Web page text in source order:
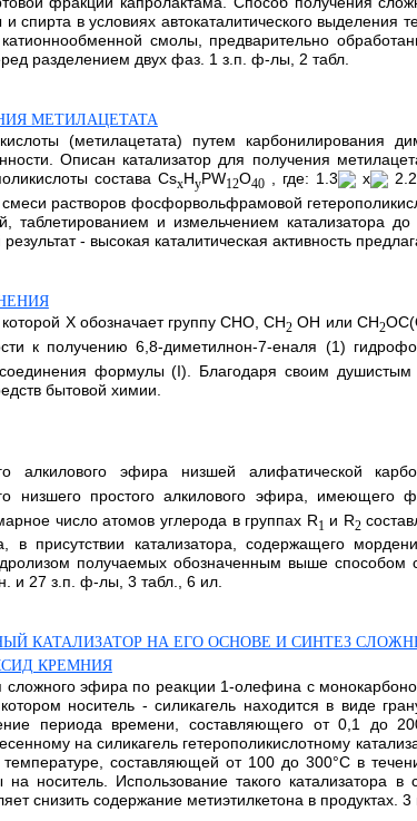
спирта в условиях автокаталитического
смолы, предварительно
разделением двух фаз. 1 з.п. ф-лы, 2 табл.
МЕТИЛАЦЕТАТА
(метилацетата) путем карбонилирования
Описан катализатор для получения
состава CsxHyPW12O40, где: 1.3 x
растворов фосфорвольфрамовой
и измельчением катализатора
- высокая каталитическая активность
Х обозначает группу СНО, СН2 ОН или CH2
к получению 6,8-диметилнон-7-еналя (1)
формулы (I). Благодаря своим душистым
бытовой химии.
алкилового эфира низшей алифатической
низшего простого алкилового эфира, имеющего
число атомов углерода в группах R1 и R2
присутствии катализатора, содержащего
получаемых обозначенным выше
и 27 з.п. ф-лы, 3 табл., 6 ил.
КАТАЛИЗАТОР НА ЕГО ОСНОВЕ И СИНТЕЗ
КРЕМНИЯ
эфира по реакции 1-олефина с
носитель - силикагель находится в виде
периода времени, составляющего от 0,1 до
на силикагель гетерополикислотному
составляющей от 100 до 300°С в
носитель. Использование такого катализатора
снизить содержание метиэтилкетона в продуктах.